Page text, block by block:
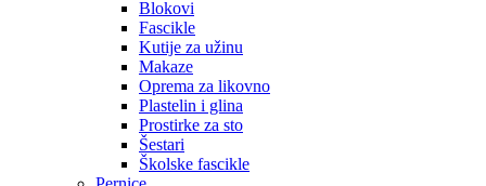
Blokovi
Fascikle
Kutije za užinu
Makaze
Oprema za likovno
Plastelin i glina
Prostirke za sto
Šestari
Školske fascikle